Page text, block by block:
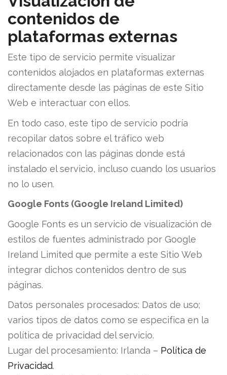
contenidos de
plataformas externas
Este tipo de servicio permite visualizar
contenidos alojados en plataformas externas
directamente desde las páginas de este Sitio
Web e interactuar con ellos.
En todo caso, este tipo de servicio podría
recopilar datos sobre el tráfico web
relacionados con las páginas donde está
instalado el servicio, incluso cuando los usuarios
no lo usen.
Google Fonts (Google Ireland Limited)
Google Fonts es un servicio de visualización de
estilos de fuentes administrado por Google
Ireland Limited que permite a este Sitio Web
integrar dichos contenidos dentro de sus
páginas.
Datos personales procesados: Datos de uso;
varios tipos de datos como se especifica en la
política de privacidad del servicio.
Lugar del procesamiento: Irlanda – Política de
Privacidad.